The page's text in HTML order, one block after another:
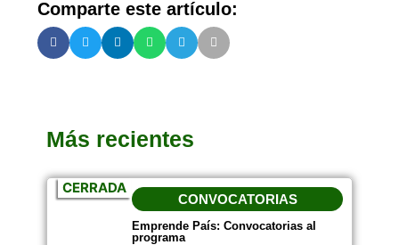
Comparte este artículo:
Más recientes
CERRADA
CONVOCATORIAS
Emprende País: Convocatorias al
programa